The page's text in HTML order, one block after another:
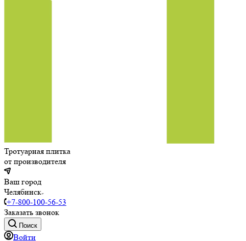
Тротуарная плитка
от производителя
Ваш город
Челябинск
+7-800-100-56-53
Заказать звонок
Поиск
Войти